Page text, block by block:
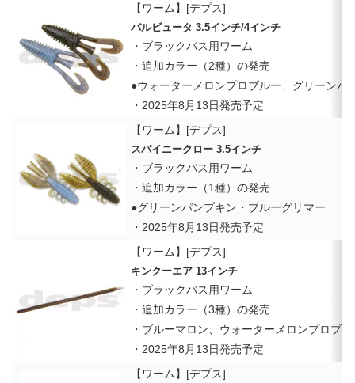
【ワーム】[デプス]
バルビュータ 3.5インチ/4インチ
・ブラックバス用ワーム
・追加カラー（2種）の発売
●ウォーターメロンプロブルー、グリーンパ
・2025年8月13日発売予定
【ワーム】[デプス]
スパイニークロー 3.5インチ
・ブラックバス用ワーム
・追加カラー（1種）の発売
●グリーンパンプキン・ブルーグリマー
・2025年8月13日発売予定
【ワーム】[デプス]
キンクーエア 13インチ
・ブラックバス用ワーム
・追加カラー（3種）の発売
・ブルーマロン、ウォーターメロンプロブ
・2025年8月13日発売予定
【ワーム】[デプス]